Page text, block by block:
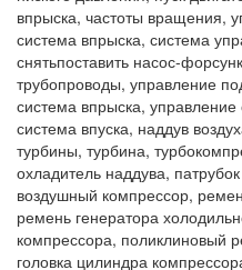
впрыска, частоты вращения,
система впрыска, система
снятьпоставить насос-
трубопроводы, управление
система впрыска, управление
система впуска, наддув
турбины, турбина,
охладитель наддува,
воздушный компрессор,
ремень генератора
компрессора, поликлиновый
головка цилиндра